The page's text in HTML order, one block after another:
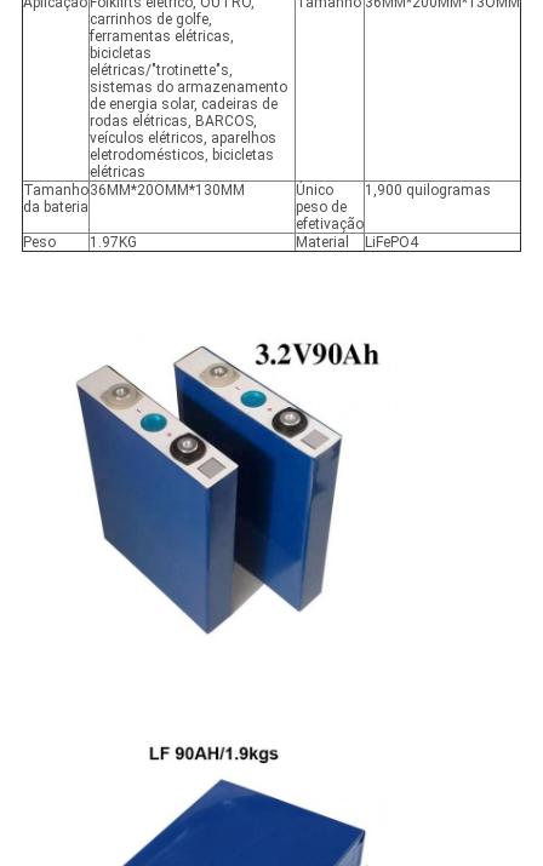
carrinhos de golfe,
ferramentas elétricas,
bicicletas
elétricas/"trotinette"s,
sistemas do armazenamento
de energia solar, cadeiras de
rodas elétricas, BARCOS,
veículos elétricos, aparelhos
eletrodomésticos, bicicletas
elétricas
Tamanho
da bateria
36MM*20OMM*130MM
Único
peso de
efetivação
1,900 quilogramas
Peso 1.97KG Material LiFePO4